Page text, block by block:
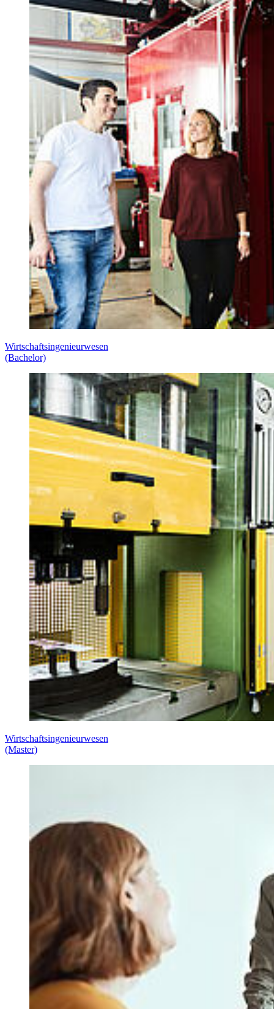
Wirtschaftsingenieurwesen
(Bachelor)
Wirtschaftsingenieurwesen
(Master)